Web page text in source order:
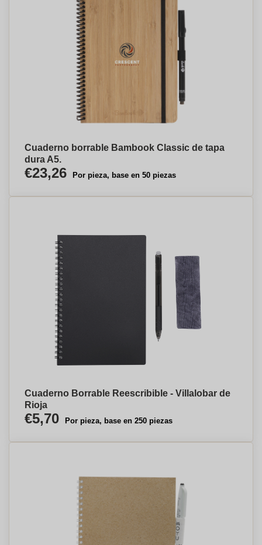
Cuaderno borrable Bambook Classic de tapa
dura A5.
€23,26 Por pieza, base en 50 piezas
Cuaderno Borrable Reescribible - Villalobar de
Rioja
€5,70 Por pieza, base en 250 piezas